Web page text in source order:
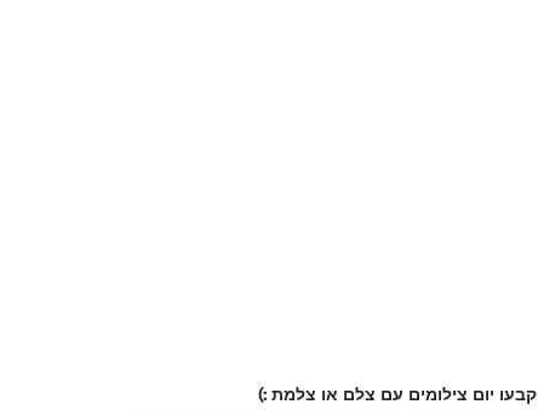
קבעו יום צילומים עם צלם או צלמת :)